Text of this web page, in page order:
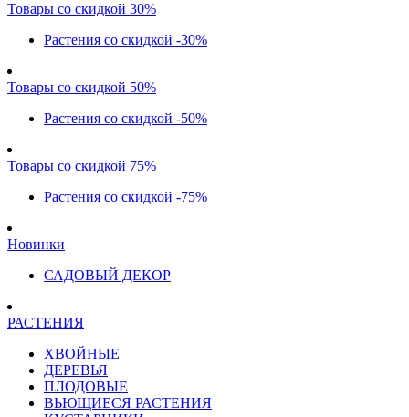
Товары со скидкой 30%
Растения со скидкой -30%
Товары со скидкой 50%
Растения со скидкой -50%
Товары со скидкой 75%
Растения со скидкой -75%
Новинки
САДОВЫЙ ДЕКОР
РАСТЕНИЯ
ХВОЙНЫЕ
ДЕРЕВЬЯ
ПЛОДОВЫЕ
ВЬЮЩИЕСЯ РАСТЕНИЯ